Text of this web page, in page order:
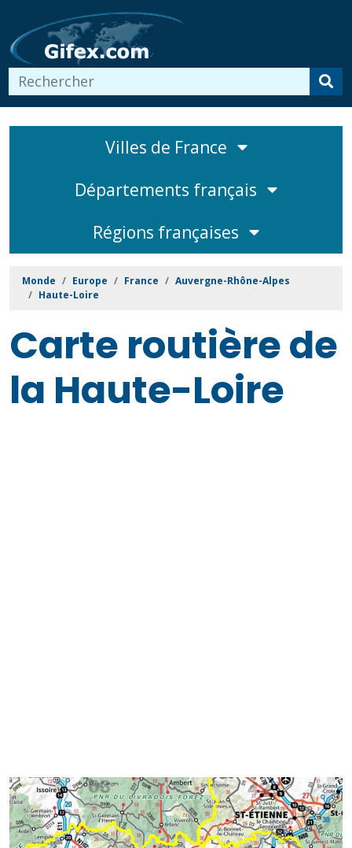
Villes de France
Départements français
Régions françaises
Monde Europe France
Auvergne-Rhône-Alpes
Haute-Loire
Carte routière de
la Haute-Loire